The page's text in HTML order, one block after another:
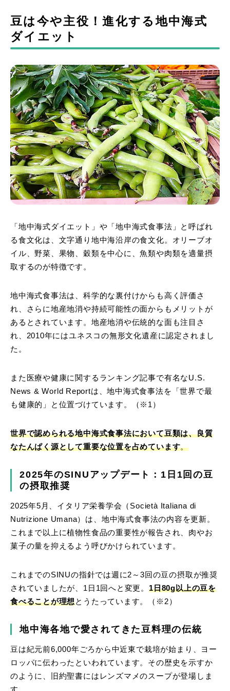
豆は今や主役！進化する地中海式
ダイエット
「地中海式ダイエット」や「地中海式食事法」と呼ばれ
る食文化は、文字通り地中海沿岸の食文化。オリーブオ
イル、野菜、果物、穀類を中心に、魚類や肉類を適量摂
取するのが特徴です。
地中海式食事法は、科学的な裏付けからも高く評価さ
れ、さらに地産地消や持続可能性の面からもメリットが
あるとされています。地産地消や伝統的な面も注目さ
れ、2010年にはユネスコの無形文化遺産に認定されまし
た。
また医療や健康に関するランキング記事で有名なU.S.
News & World Reportは、地中海式食事法を「世界で最
も健康的」と位置づけています。（※1）
世界で認められる地中海式食事法において豆類は、良質
なたんぱく源として重要な位置を占めています。
2025年のSINUアップデート：1日1回の豆
の摂取推奨
2025年5月、イタリア栄養学会（Società Italiana di
Nutrizione Umana）は、地中海式食事法の内容を更新。
これまで以上に植物性食品の重要性が報告され、肉やお
菓子の量を抑えるよう呼びかけられています。
これまでのSINUの指針では週に2～3回の豆の摂取が推奨
されていましたが、1日1回へと変更。1日80g以上の豆を
食べることが理想とうたっています。（※2）
地中海各地で愛されてきた豆料理の伝統
豆は紀元前6,000年ごろから中近東で栽培が始まり、ヨー
ロッパに伝わったといわれています。その歴史を示すか
のように、旧約聖書にはレンズマメのスープが登場しま